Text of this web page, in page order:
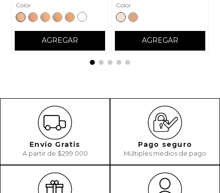
Color
AGREGAR
Color
AGREGAR
Envío Gratis
A partir de $299.000
Pago seguro
Múltiples medios de pago